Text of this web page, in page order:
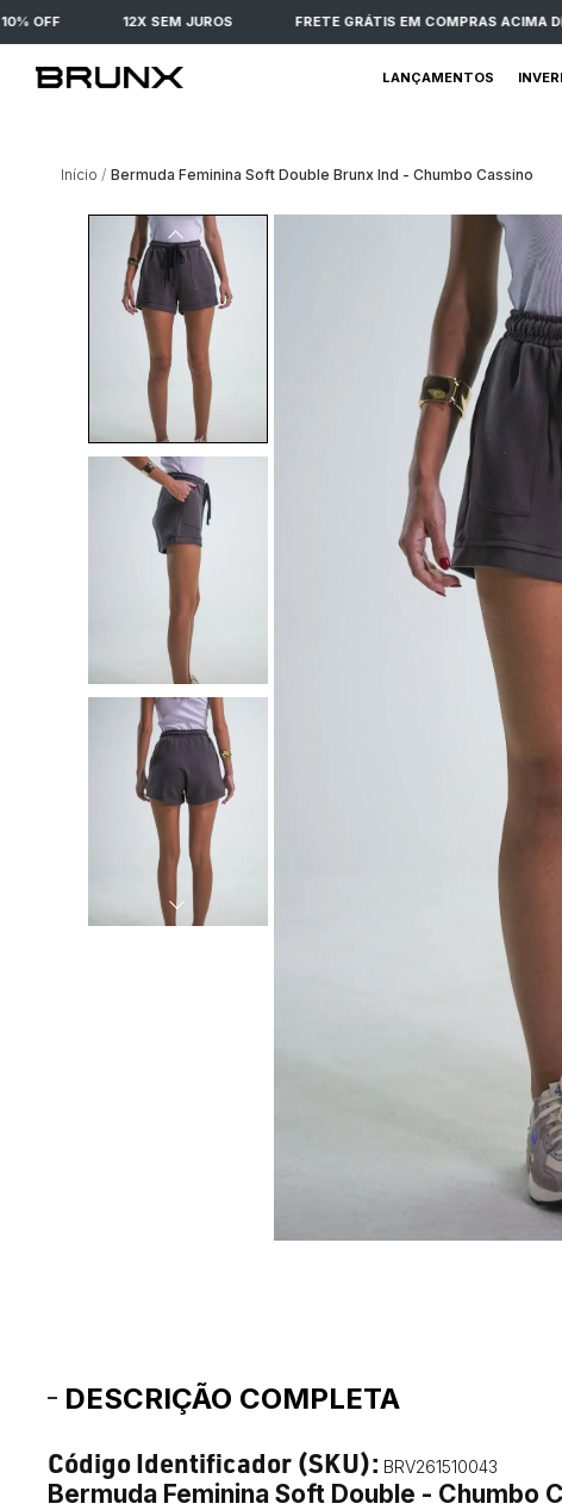
OFF 12X SEM JUROS FRETE GRÁTIS EM COMPRAS ACIMA DE
LANÇAMENTOS
Início Bermuda Feminina Soft Double Brunx Ind - Chumbo Cassino
DESCRIÇÃO COMPLETA
Código Identificador (SKU): BRV261510043
Bermuda Feminina Soft Double - Chumbo